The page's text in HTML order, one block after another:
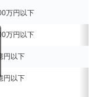
万円以下
万円以下
円以下
円以下